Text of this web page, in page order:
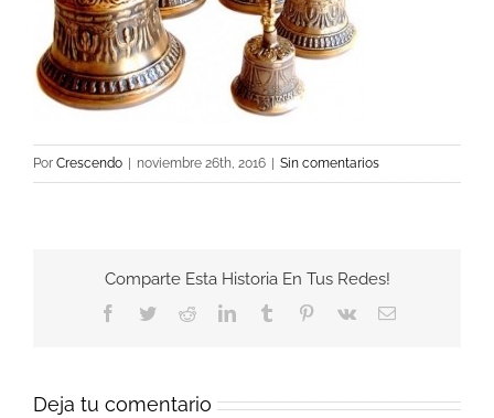
Por Crescendo | noviembre 26th, 2016 | Sin comentarios
Comparte Esta Historia En Tus Redes!
Facebook
TwitterRedditLinkedInTumblr Pinterest
Vk
Correo
Deja tu comentario